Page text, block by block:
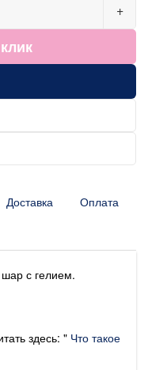
+
Доставка Оплата
с гелием.
здесь: " Что такое